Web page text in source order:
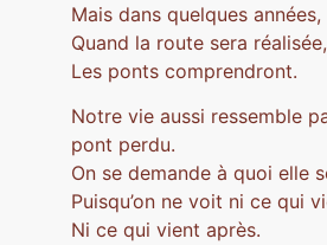
Mais dans quelques années,
Quand la route sera réalisée,
Les ponts comprendront.
Notre vie aussi ressemble
pont perdu.
On se demande à quoi elle
Puisqu’on ne voit ni ce qui
Ni ce qui vient après.